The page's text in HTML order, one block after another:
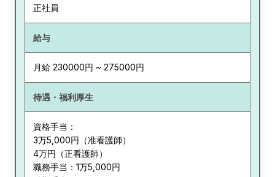
正社員
給与
月給 230000円 ~ 275000円
待遇・福利厚生
資格手当：
3万5,000円（准看護師）
4万円（正看護師）
職務手当：1万5,000円